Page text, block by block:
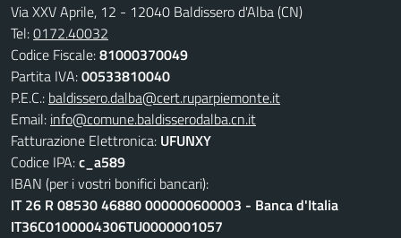
Via XXV Aprile, 12 - 12040 Baldissero d'Alba (CN)
Tel:0172.40032
Codice Fiscale:81000370049
Partita IVA:00533810040
P.E.C.: baldissero.dalba@cert.ruparpiemonte.it
Email: info@comune.baldisserodalba.cn.it
Fatturazione Elettronica: UFUNXY
Codice IPA:c_a589
IBAN (per i vostri bonifici bancari):
IT 26 R 08530 46880 000000600003 - Banca d'Italia
IT36C0100004306TU0000001057